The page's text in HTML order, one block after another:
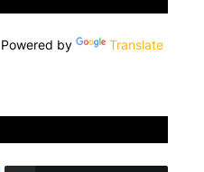
Powered by Translate